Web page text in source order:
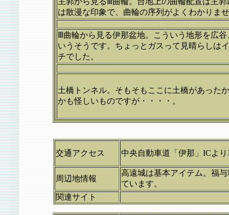
は散漫な印象で、曲輪の序列がよくわかりま
Ⅲ曲輪から見る伊那盆地。こういう地形を広谷
いうそうです。ちょっとガスって見晴らしは
チでした。
土橋トンネル。そもそもここに土橋があった
かも怪しいものですが・・・・。
交通アクセス 中央自動車道「伊那」ICよ
周辺地情報
高遠城は基本アイテム。福
ています。
関連サイト